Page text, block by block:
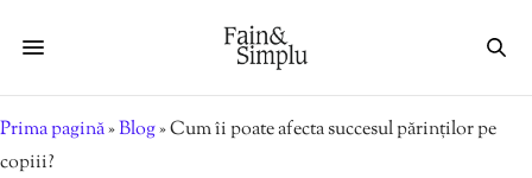
Prima pagină»Blog»Cum îi poate afecta succesul părinților pe
copiii?